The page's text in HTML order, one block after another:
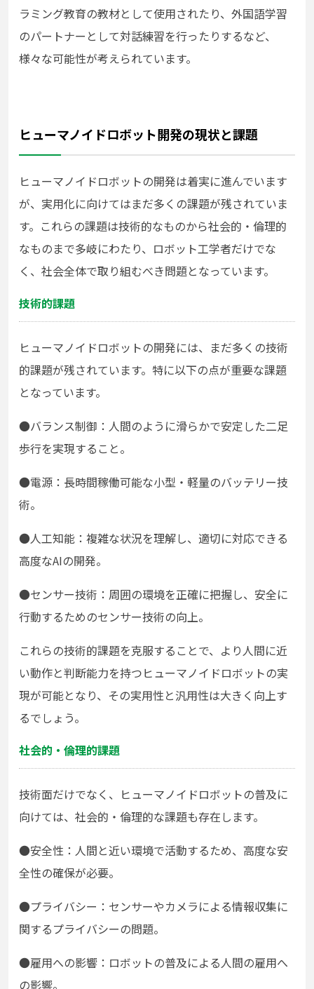
ラミング教育の教材として使用されたり、外国語学習
のパートナーとして対話練習を行ったりするなど、
様々な可能性が考えられています。
ヒューマノイドロボット開発の現状と課題
ヒューマノイドロボットの開発は着実に進んでいます
が、実用化に向けてはまだ多くの課題が残されていま
す。これらの課題は技術的なものから社会的・倫理的
なものまで多岐にわたり、ロボット工学者だけでな
く、社会全体で取り組むべき問題となっています。
技術的課題
ヒューマノイドロボットの開発には、まだ多くの技術
的課題が残されています。特に以下の点が重要な課題
となっています。
●バランス制御：人間のように滑らかで安定した二足
歩行を実現すること。
●電源：長時間稼働可能な小型・軽量のバッテリー技
術。
●人工知能：複雑な状況を理解し、適切に対応できる
高度なAIの開発。
●センサー技術：周囲の環境を正確に把握し、安全に
行動するためのセンサー技術の向上。
これらの技術的課題を克服することで、より人間に近
い動作と判断能力を持つヒューマノイドロボットの実
現が可能となり、その実用性と汎用性は大きく向上す
るでしょう。
社会的・倫理的課題
技術面だけでなく、ヒューマノイドロボットの普及に
向けては、社会的・倫理的な課題も存在します。
●安全性：人間と近い環境で活動するため、高度な安
全性の確保が必要。
●プライバシー：センサーやカメラによる情報収集に
関するプライバシーの問題。
●雇用への影響：ロボットの普及による人間の雇用へ
の影響。